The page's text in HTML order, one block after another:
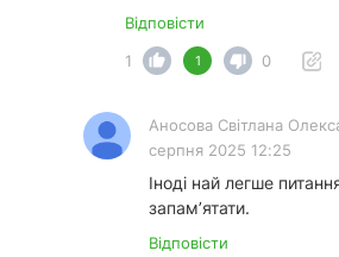
Відповісти
1
1 0
Аносова Світлана
серпня 2025 12:25
Іноді най легше
запам’ятати.
Відповісти